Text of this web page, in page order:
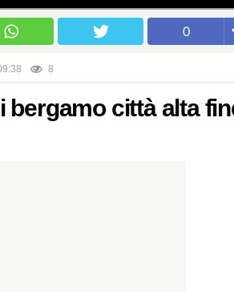
0
8
bergamo città alta